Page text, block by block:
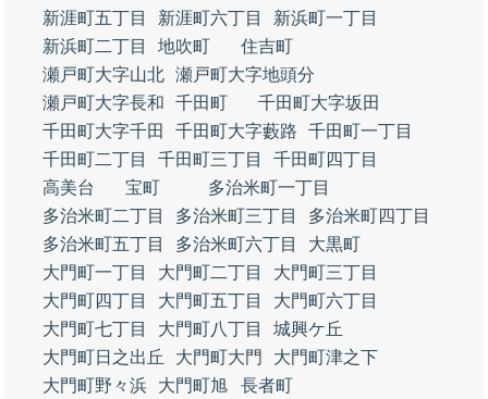
新涯町五丁目
新涯町六丁目
新浜町一丁目
新浜町二丁目
地吹町
住吉町
瀬戸町大字山北 瀬戸町大字地頭分
瀬戸町大字長和
千田町
千田町大字坂田
千田町大字千田
千田町大字藪路
千田町一丁目
千田町二丁目
千田町三丁目
千田町四丁目
高美台
宝町
多治米町一丁目
多治米町二丁目
多治米町三丁目
多治米町四丁目
多治米町五丁目
多治米町六丁目
大黒町
大門町一丁目
大門町二丁目
大門町三丁目
大門町四丁目
大門町五丁目
大門町六丁目
大門町七丁目
大門町八丁目
城興ケ丘
大門町日之出丘
大門町大門
大門町津之下
大門町野々浜
大門町旭
長者町